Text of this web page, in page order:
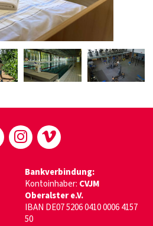
Bankverbindung:
Kontoinhaber: CVJM
Oberalster e.V.
IBAN DE07 5206 0410 0006 4157
50